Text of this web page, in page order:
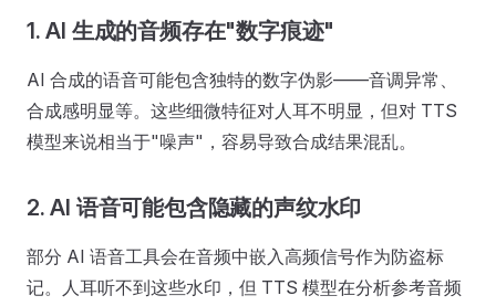
1. AI 生成的音频存在"数字痕迹"
AI 合成的语音可能包含独特的数字伪影——音调异常、
合成感明显等。这些细微特征对人耳不明显，但对 TTS
模型来说相当于"噪声"，容易导致合成结果混乱。
2. AI 语音可能包含隐藏的声纹水印
部分 AI 语音工具会在音频中嵌入高频信号作为防盗标
记。人耳听不到这些水印，但 TTS 模型在分析参考音频